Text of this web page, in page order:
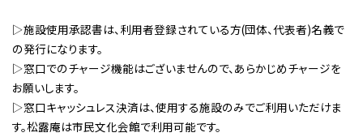
▷施設使用承認書は、利用者登録されている方(団体、代表者)名義で
の発行になります。
▷窓口でのチャージ機能はございませんので、あらかじめチャージを
お願いします。
▷窓口キャッシュレス決済は、使用する施設のみでご利用いただけま
す。松露庵は市民文化会館で利用可能です。